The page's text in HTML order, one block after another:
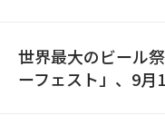
世界最大のビール
ーフェスト」、9月